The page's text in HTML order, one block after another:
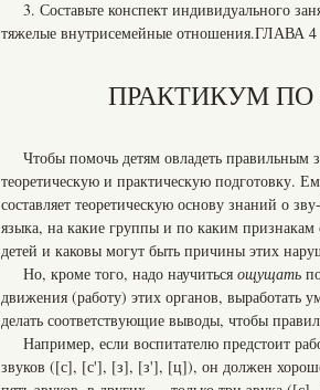
3. Составьте конспект индивидуального
тяжелые внутрисемейные отношения.ГЛАВА 4
ПРАКТИКУМ
Чтобы помочь детям овладеть
теоретическую и практическую подготовку.
составляет теоретическую основу знаний о
языка, на какие группы и по каким
детей и каковы могут быть причины этих
Но, кроме того, надо научиться ощущать
движения (работу) этих органов, выработать
делать соответствующие выводы, чтобы
Например, если воспитателю предстоит
звуков ([с], [с'], [з], [з'], [ц]), он должен хорошо